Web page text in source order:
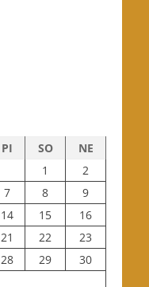
PI SO
NE
1
2
7 8
9
14 15
16
21 22
23
28 29
30